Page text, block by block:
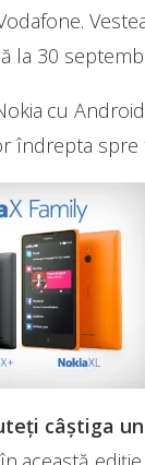
la 30
cu
îndrepta
câștiga